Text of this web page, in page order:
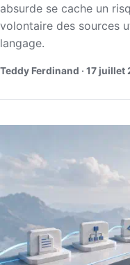
absurde se cache un
volontaire des sources
langage.
Teddy Ferdinand · 17 juillet